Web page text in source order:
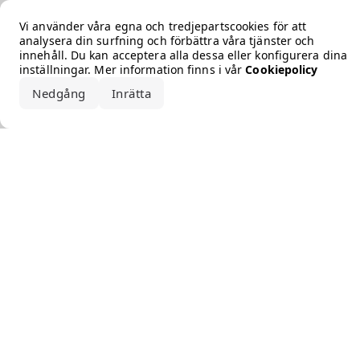
Vi använder våra egna och tredjepartscookies för att
analysera din surfning och förbättra våra tjänster och
innehåll. Du kan acceptera alla dessa eller konfigurera dina
inställningar. Mer information finns i vårCookiepolicy
Nedgång Inrätta
Error loading the brand